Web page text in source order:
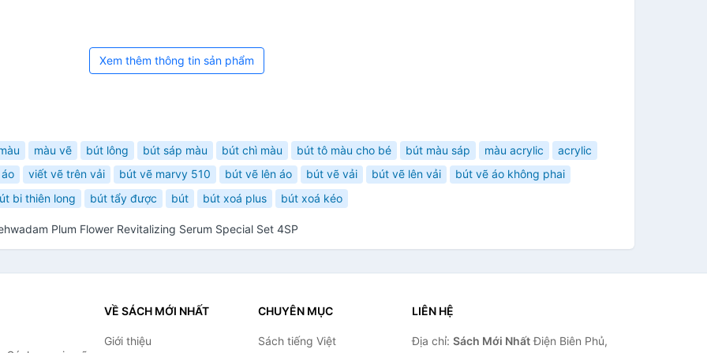
Xem thêm thông tin sản phẩm
màu vẽ bút lông bút sáp màu bút chì màu bút tô màu cho bé bút màu sáp màu acrylic
acrylic
viết vẽ trên vải bút vẽ marvy 510 bút vẽ lên áo bút vẽ vải bút vẽ lên vải
bút vẽ áo không phai
bi thiên long
bút tẩy được bút bút xoá plus bút xoá kéo
Plum Flower Revitalizing Serum Special Set 4SP
VỀ SÁCH MỚI NHẤT
Giới thiệu
CHUYÊN MỤC
Sách tiếng Việt
LIÊN HỆ
Địa chỉ: Sách Mới NhấtĐiện Biên Phủ,